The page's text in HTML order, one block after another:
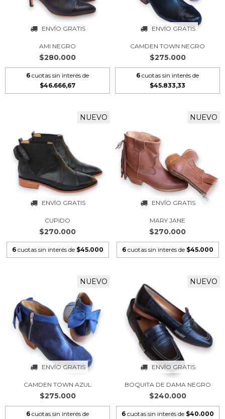
ENVÍO GRATIS
AMI NEGRO
$280.000
6 cuotas sin interés de
$46.666,67
ENVÍO GRATIS
CAMDEN TOWN NEGRO
$275.000
6 cuotas sin interés de
$45.833,33
ENVÍO GRATIS
NUEVO
CUPIDO
$270.000
6 cuotas sin interés de $45.000
ENVÍO GRATIS
NUEVO
MARY JANE
$270.000
6 cuotas sin interés de $45.000
ENVÍO GRATIS
NUEVO
CAMDEN TOWN AZUL
$275.000
6 cuotas sin interés de
ENVÍO GRATIS
NUEVO
BOQUITA DE DAMA NEGRO
$240.000
6 cuotas sin interés de $40.000